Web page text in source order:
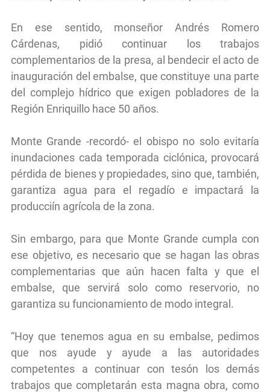
En ese sentido, monseñor Andrés Romero
Cárdenas, pidió continuar los trabajos
complementarios de la presa, al bendecir el acto de
inauguración del embalse, que constituye una parte
del complejo hídrico que exigen pobladores de la
Región Enriquillo hace 50 años.
Monte Grande -recordó- el obispo no solo evitaría
inundaciones cada temporada ciclónica, provocará
pérdida de bienes y propiedades, sino que, también,
garantiza agua para el regadío e impactará la
producciín agrícola de la zona.
Sin embargo, para que Monte Grande cumpla con
ese objetivo, es necesario que se hagan las obras
complementarias que aún hacen falta y que el
embalse, que servirá solo como reservorio, no
garantiza su funcionamiento de modo integral.
“Hoy que tenemos agua en su embalse, pedimos
que nos ayude y ayude a las autoridades
competentes a continuar con tesón los demás
trabajos que completarán esta magna obra, como